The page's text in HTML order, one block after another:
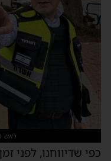
ראש
כפי שדיווחנו, לפני